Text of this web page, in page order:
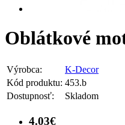
Oblátkové
Výrobca:
K-Decor
Kód produktu: 453.b
Dostupnosť:
Skladom
4.03€